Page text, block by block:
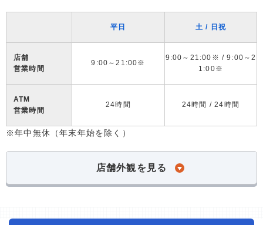
平日 土 / 日祝
店舗
営業時間
9:00～21:00※
9:00～21:00※ / 9:00～2
1:00※
ATM
営業時間
24時間 24時間 / 24時間
※年中無休（年末年始を除く）
店舗外観を見る